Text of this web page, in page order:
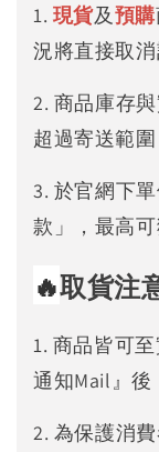
1. 現貨及預購
況將直接取消
2. 商品庫存
超過寄送範
3. 於官網下
款」，最高
🔥取貨注
1. 商品皆可
通知Mail』後
2. 為保護消